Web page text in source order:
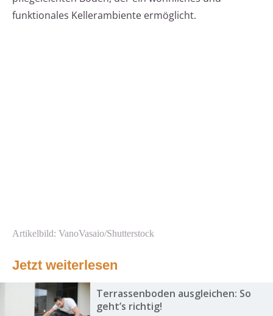
funktionales Kellerambiente ermöglicht.
Artikelbild: VanoVasaio/Shutterstock
Jetzt weiterlesen
Terrassenboden ausgleichen: So
geht’s richtig!